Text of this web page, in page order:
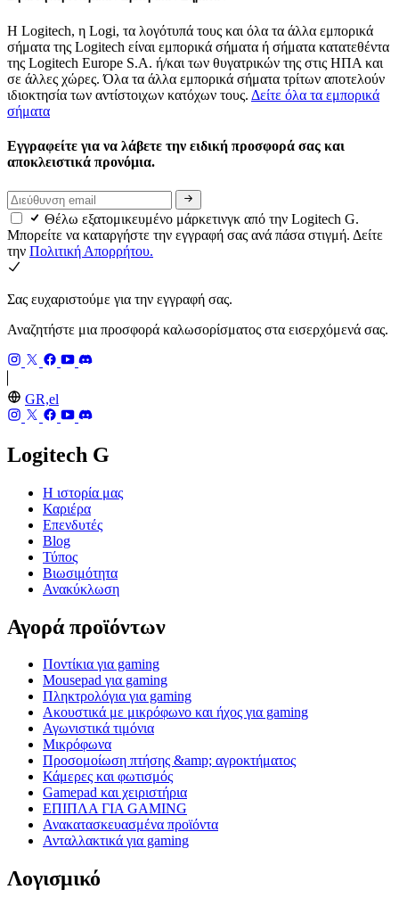
Η Logitech, η Logi, τα λογότυπά τους και όλα τα άλλα εμπορικά
σήματα της Logitech είναι εμπορικά σήματα ή σήματα κατατεθέντα
της Logitech Europe S.A. ή/και των θυγατρικών της στις ΗΠΑ και
σε άλλες χώρες. Όλα τα άλλα εμπορικά σήματα τρίτων αποτελούν
ιδιοκτησία των αντίστοιχων κατόχων τους. Δείτε όλα τα εμπορικά
σήματα
Εγγραφείτε για να λάβετε την ειδική προσφορά σας και
αποκλειστικά προνόμια.
Θέλω εξατομικευμένο μάρκετινγκ από την Logitech G.
Μπορείτε να καταργήστε την εγγραφή σας ανά πάσα στιγμή. Δείτε
την Πολιτική Απορρήτου.
Σας ευχαριστούμε για την εγγραφή σας.
Αναζητήστε μια προσφορά καλωσορίσματος στα εισερχόμενά σας.
GR,el
Logitech G
Η ιστορία μας
Καριέρα
Επενδυτές
Blog
Τύπος
Βιωσιμότητα
Ανακύκλωση
Αγορά προϊόντων
Ποντίκια για gaming
Mousepad για gaming
Πληκτρολόγια για gaming
Ακουστικά με μικρόφωνο και ήχος για gaming
Αγωνιστικά τιμόνια
Μικρόφωνα
Προσομοίωση πτήσης &amp; αγροκτήματος
Κάμερες και φωτισμός
Gamepad και χειριστήρια
ΕΠΙΠΛΑ ΓΙΑ GAMING
Ανακατασκευασμένα προϊόντα
Ανταλλακτικά για gaming
Λογισμικό